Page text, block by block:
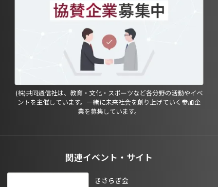
(株)共同通信社は、教育・文化・スポーツなど各分野の活動やイベ
ントを主催しています。一緒に未来社会を創り上げていく参加企
業を募集しています。
関連イベント・サイト
きさらぎ会